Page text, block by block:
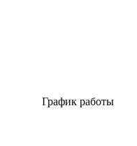
График работы